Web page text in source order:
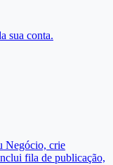
sua conta.
Negócio, crie
fila de publicação,